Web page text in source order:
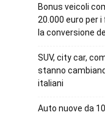
Bonus veicoli
20.000 euro per
la conversione
SUV, city car,
stanno
italiani
Auto nuove da